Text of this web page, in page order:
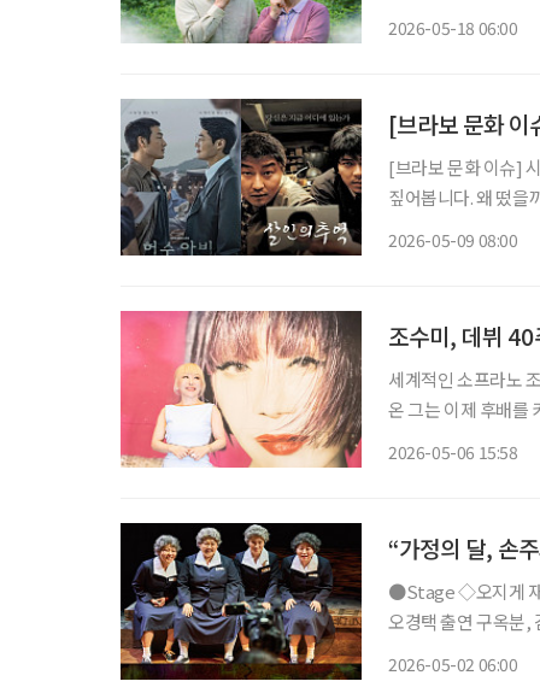
2026-05-18 06:00
[브라보 문화 이
[브라보 문화 이슈]
짚어봅니다. 왜 떴을까? ENA 범죄 수사 스릴러 드라마 ‘허수아비’의 인기가 심상치 않다. 이
2026-05-09 08:00
조수미, 데뷔
세계적인 소프라노
온 그는 이제 후배를 키
2026-05-06 15:58
“가정의 달, 손
●Stage ◇오지게 재밌는 가시나들 일정 5월 15일 ~ 6월 28일 장소 국립극장 하늘극장 연출
오경택 출연 구옥분,
2026-05-02 06:00